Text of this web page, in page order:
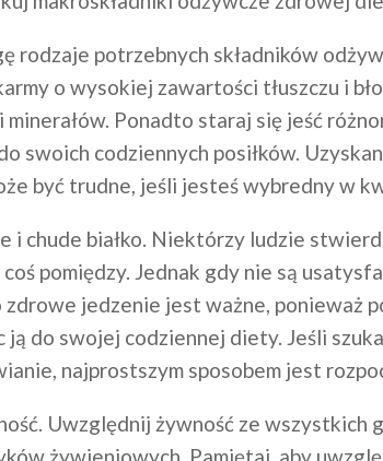
rodzaje potrzebnych składników
o wysokiej zawartości tłuszczu i
Ponadto staraj się jeść
swoich codziennych posiłków.
być trudne, jeśli jesteś wybredny w
i chude białko. Niektórzy ludzie
pomiędzy. Jednak gdy nie są
jedzenie jest ważne, ponieważ
ją do swojej codziennej diety. Jeśli
najprostszym sposobem jest
Uwzględnij żywność ze wszystkich